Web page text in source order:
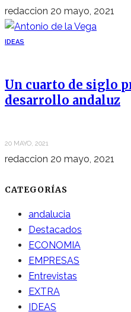
redaccion 20 mayo, 2021
IDEAS
Un cuarto de siglo
desarrollo andaluz
20 MAYO, 2021
redaccion 20 mayo, 2021
CATEGORÍAS
andalucia
Destacados
ECONOMIA
EMPRESAS
Entrevistas
EXTRA
IDEAS